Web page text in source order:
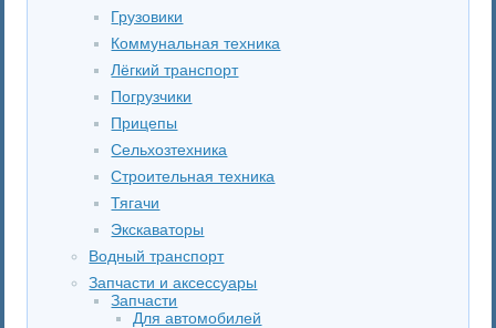
Грузовики
Коммунальная техника
Лёгкий транспорт
Погрузчики
Прицепы
Сельхозтехника
Строительная техника
Тягачи
Экскаваторы
Водный транспорт
Запчасти и аксессуары
Запчасти
Для автомобилей